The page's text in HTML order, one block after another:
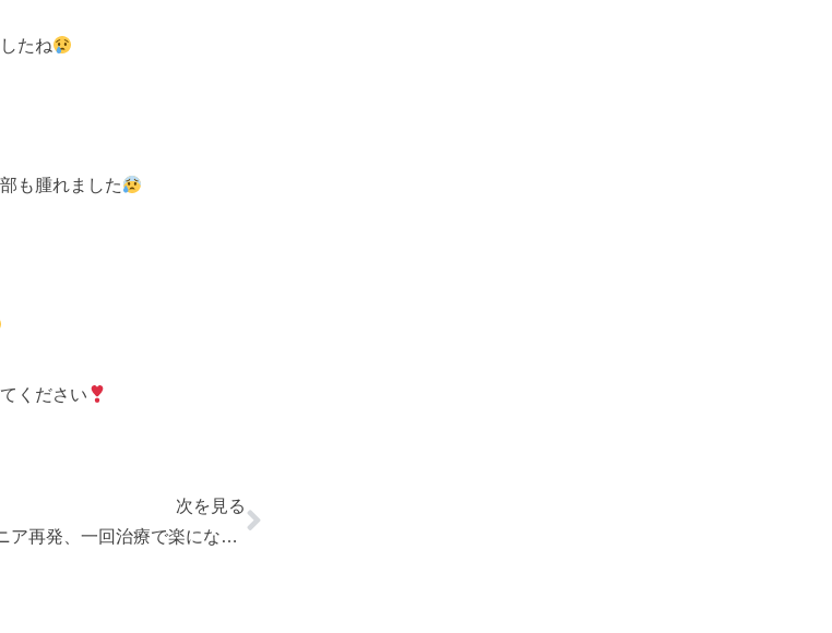
たね
も腫れました
ください
次を見る
再発、一回治療で楽になった